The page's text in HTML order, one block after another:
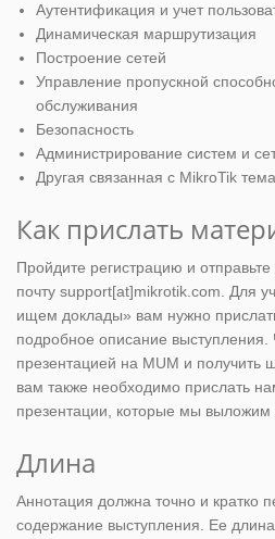
Аутентификация и учет
Динамическая маршрутизация
Построение сетей
Управление пропускной
обслуживания
Безопасность
Администрирование систем и
Другая связанная с MikroTik тема
Как прислать
Пройдите регистрацию и
почту support[at]mikrotik.com. Для
ищем доклады» вам нужно
подробное описание выступления.
презентацией на MUM и получить
вам также необходимо прислать
презентации, которые мы выложим
Длина
Аннотация должна точно и кратко
содержание выступления. Ее